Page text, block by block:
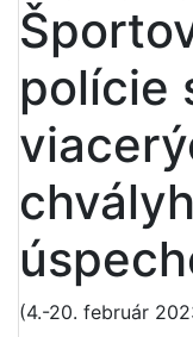
polície
(4.-20. február